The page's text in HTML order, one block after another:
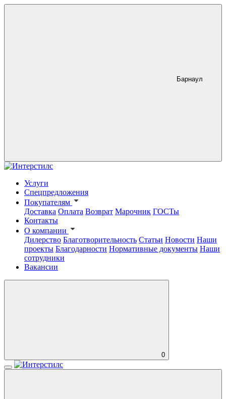
Барнаул
Услуги
Спецпредложения
Покупателям
Доставка Оплата Возврат Марочник ГОСТы
Контакты
О компании
Дилерство Благотворительность Статьи Новости Наши
проекты Благодарности Нормативные документы Наши
сотрудники
Вакансии
0